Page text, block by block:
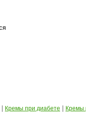
Кремы при диабете Кремы